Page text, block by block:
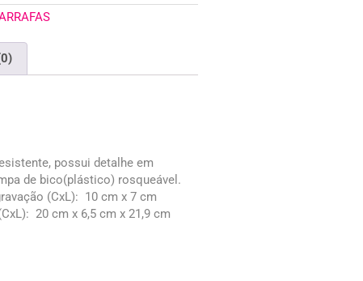
possui detalhe em
de bico(plástico) rosqueável.
(CxL): 10 cm x 7 cm
20 cm x 6,5 cm x 21,9 cm